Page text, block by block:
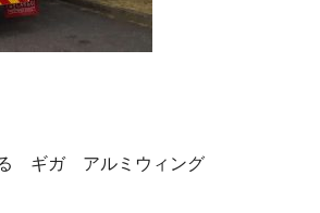
ギガ アルミウィング